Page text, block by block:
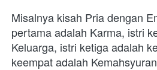
Misalnya kisah Pria dengan
pertama adalah Karma, istri
Keluarga, istri ketiga adalah
keempat adalah